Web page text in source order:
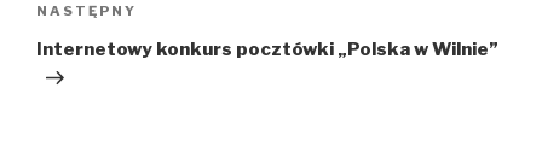
Następny
wpis
NASTĘPNY
Internetowy konkurs pocztówki „Polska w Wilnie”